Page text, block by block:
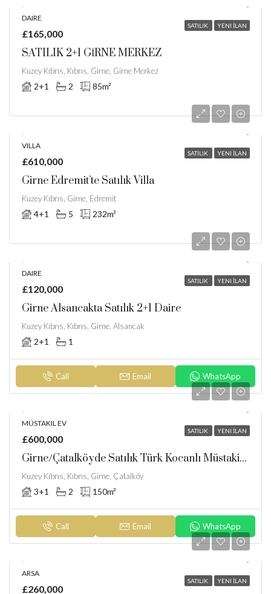
SATILIK YENI İLAN
DAIRE
£165,000
SATILIK 2+1 GİRNE MERKEZ
Kuzey Kıbrıs, Kıbrıs, Girne, Girne Merkez
2+1 2 85m²
SATILIK YENI İLAN
VILLA
£610,000
Girne Edremit’te Satılık Villa
Kuzey Kıbrıs, Girne, Edremit
4+1 5 232m²
SATILIK YENI İLAN
DAIRE
£120,000
Girne Alsancakta Satılık 2+1 Daire
Kuzey Kıbrıs, Kıbrıs, Girne, Alsancak
2+1 1
Call Email WhatsApp
SATILIK YENI İLAN
MÜSTAKIL EV
£600,000
Girne/Çatalköyde Satılık Türk Kocanlı Müstakil Ev
Kuzey Kıbrıs, Kıbrıs, Girne, Çatalköy
3+1 2 150m²
Call Email WhatsApp
SATILIK YENI İLAN
ARSA
£260,000